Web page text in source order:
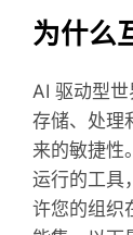
为什么
AI 驱动型
存储、处理
来的敏捷性
运行的工具
许您的组织